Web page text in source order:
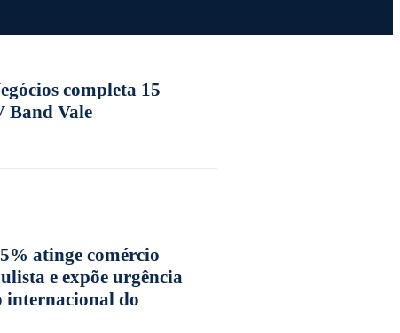
completa 15
Band Vale
atinge comércio
e expõe urgência
internacional do